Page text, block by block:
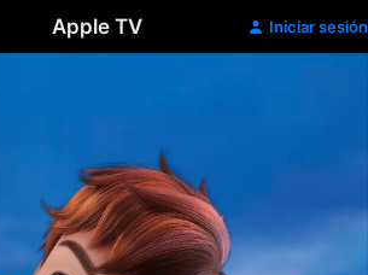
Apple TV Iniciar sesión